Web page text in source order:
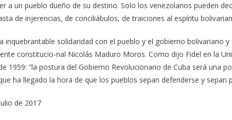
a un pueblo dueño de su destino. Solo los venezolanos pueden
de injerencias, de conciliábulos, de traiciones al espíritu
inquebrantable solidaridad con el pueblo y el gobierno bolivariano
constitucio-nal Nicolás Maduro Moros. Como dijo Fidel en la
1959: “la postura del Gobierno Revolucionario de Cuba será una
ha llegado la hora de que los pueblos sepan defenderse y sepan
de 2017